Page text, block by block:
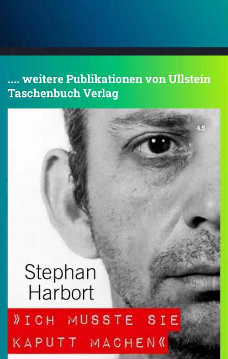
.... weitere Publikationen von Ullstein
Taschenbuch Verlag
4.5